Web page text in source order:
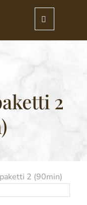
2
2 (90min)